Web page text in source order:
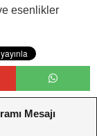
esenlikler
Mesajı